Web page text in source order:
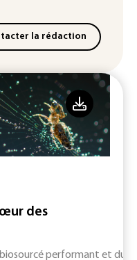
la rédaction
des
performant et